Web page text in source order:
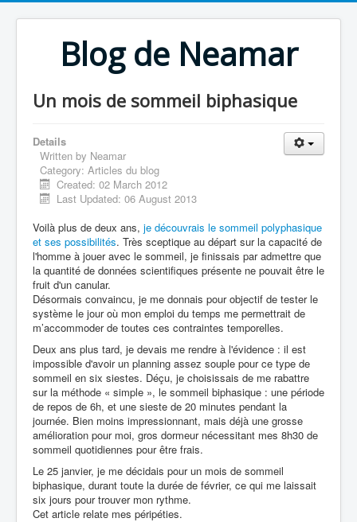
Blog de Neamar
Un mois de sommeil biphasique
Details
Written by Neamar
Category: Articles du blog
Created: 02 March 2012
Last Updated: 06 August 2013
Voilà plus de deux ans, je découvrais le sommeil polyphasique
et ses possibilités. Très sceptique au départ sur la capacité de
l'homme à jouer avec le sommeil, je finissais par admettre que
la quantité de données scientifiques présente ne pouvait être le
fruit d'un canular.
Désormais convaincu, je me donnais pour objectif de tester le
système le jour où mon emploi du temps me permettrait de
m’accommoder de toutes ces contraintes temporelles.
Deux ans plus tard, je devais me rendre à l'évidence : il est
impossible d'avoir un planning assez souple pour ce type de
sommeil en six siestes. Déçu, je choisissais de me rabattre
sur la méthode « simple », le sommeil biphasique : une période
de repos de 6h, et une sieste de 20 minutes pendant la
journée. Bien moins impressionnant, mais déjà une grosse
amélioration pour moi, gros dormeur nécessitant mes 8h30 de
sommeil quotidiennes pour être frais.
Le 25 janvier, je me décidais pour un mois de sommeil
biphasique, durant toute la durée de février, ce qui me laissait
six jours pour trouver mon rythme.
Cet article relate mes péripéties.